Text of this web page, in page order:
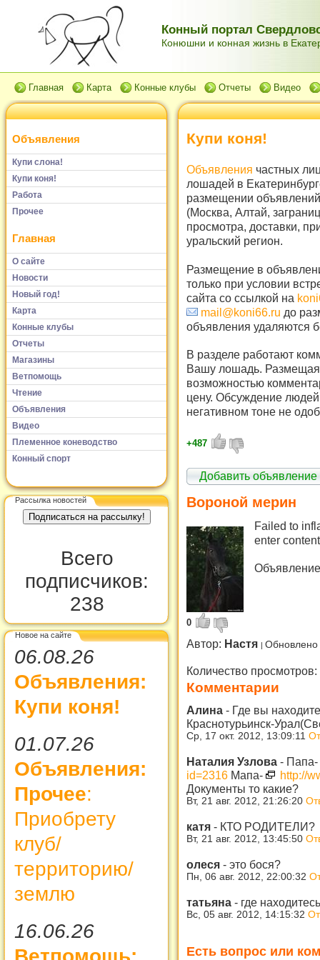
Конный портал
Конюшни и конная жизнь в
Главная Карта Конные клубы Отчеты Видео
Объявления
Купи слона!
Купи коня!
Работа
Прочее
Главная
О сайте
Новости
Новый год!
Карта
Конные клубы
Отчеты
Магазины
Ветпомощь
Чтение
Объявления
Видео
Племенное коневодство
Конный спорт
Рассылка новостей
Всего
подписчиков:
238
Новое на сайте
06.08.26
Объявления:
Купи коня!
01.07.26
Объявления:
Прочее:
Приобрету
клуб/
территорию/
землю
16.06.26
Купи коня!
Объявления частных
лошадей в
размещении
(Москва, Алтай,
просмотра, доставки,
уральский регион.
Размещение в
только при условии
сайта со ссылкой на
mail@koni66.ru до
объявления удаляются
В разделе работают
Вашу лошадь. Размещая
возможностью
цену. Обсуждение
негативном тоне не
+487
Добавить объявление
Вороной мерин
Failed to
enter
0
Автор: Настя Обновлено
Количество просмотров:
Комментарии
Алина - Где вы
Краснотурьинск-
Ср, 17 окт. 2012, 13:09:11
Наталия Узлова - Папа-
id=2316 Мапа-
http://
Документы то какие?
Вт, 21 авг. 2012, 21:26:20
катя - КТО РОДИТЕЛИ?
Вт, 21 авг. 2012, 13:45:50
олеся - это бося?
Пн, 06 авг. 2012, 22:00:32
татьяна - где
Вс, 05 авг. 2012, 14:15:32
Есть вопрос или